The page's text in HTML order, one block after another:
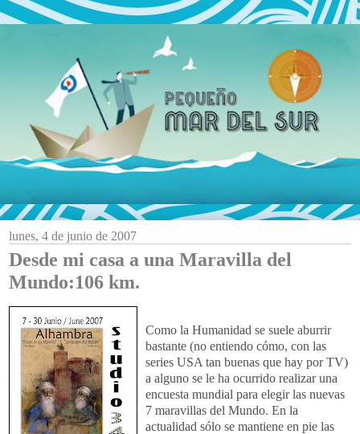
lunes, 4 de junio de 2007
Desde mi casa a una Maravilla del
Mundo:106 km.
Como la Humanidad se suele aburrir
bastante (no entiendo cómo, con las
series USA tan buenas que hay por TV)
a alguno se le ha ocurrido realizar una
encuesta mundial para elegir las nuevas
7 maravillas del Mundo. En la
actualidad sólo se mantiene en pie las